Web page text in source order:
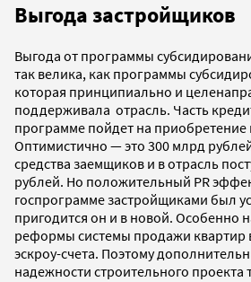
Выгода застройщиков
Выгода от программы
так велика, как программы
которая принципиально и
поддерживала отрасль. Часть
программе пойдет на приобретение
Оптимистично — это 300 млрд
средства заемщиков и в отрасль
рублей. Но положительный PR
госпрограмме застройщиками был
пригодится он и в новой. Особенно
реформы системы продажи квартир
эскроу-счета. Поэтому
надежности строительного проекта